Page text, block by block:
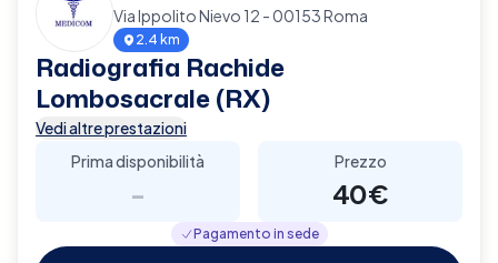
Via Ippolito Nievo 12 - 00153 Roma
2.4 km
Radiografia Rachide
Lombosacrale (RX)
Vedi altre prestazioni
Prima disponibilità
-
Prezzo
40€
Pagamento in sede